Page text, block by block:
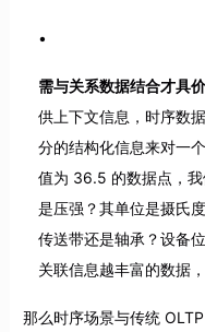
需与关系数据结合才具
供上下文信息，时序数
分的结构化信息来对一
值为 36.5 的数据点，
是压强？其单位是摄氏
传送带还是轴承？设备
关联信息越丰富的数据
那么时序场景与传统